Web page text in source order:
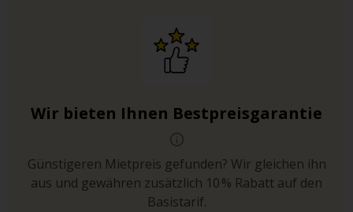
Wir bieten Ihnen Bestpreisgarantie
Günstigeren Mietpreis gefunden? Wir gleichen ihn
aus und gewähren zusätzlich 10 % Rabatt auf den
Basistarif.